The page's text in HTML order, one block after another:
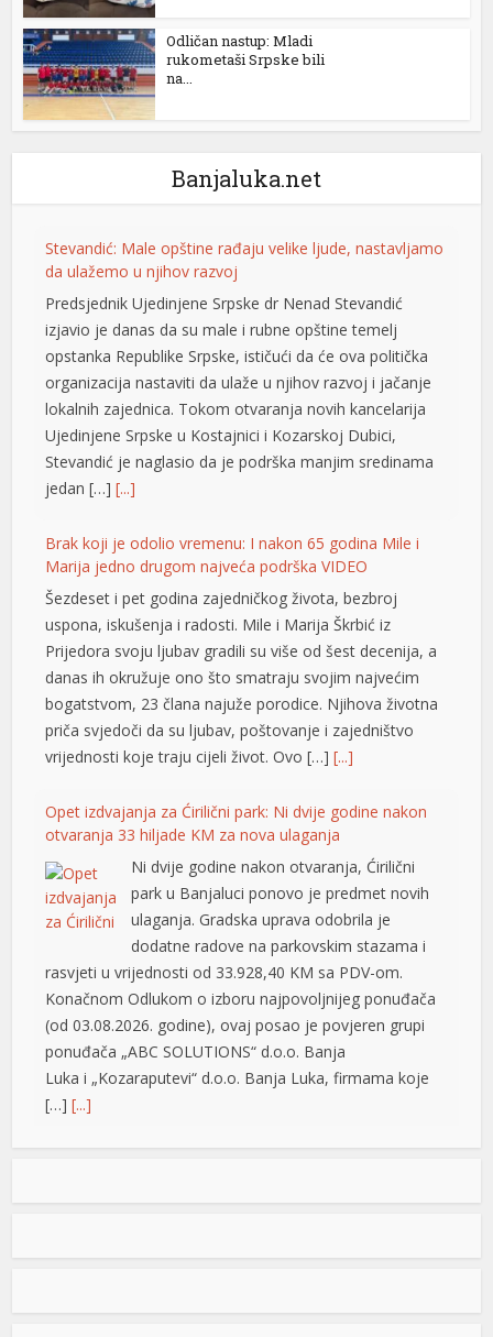
Odličan nastup: Mladi
rukometaši Srpske bili
na...
Banjaluka.net
Stevandić: Male opštine rađaju velike ljude, nastavljamo
da ulažemo u njihov razvoj
Predsjednik Ujedinjene Srpske dr Nenad Stevandić
izjavio je danas da su male i rubne opštine temelj
opstanka Republike Srpske, ističući da će ova politička
organizacija nastaviti da ulaže u njihov razvoj i jačanje
lokalnih zajednica. Tokom otvaranja novih kancelarija
Ujedinjene Srpske u Kostajnici i Kozarskoj Dubici,
Stevandić je naglasio da je podrška manjim sredinama
jedan […][...]
Brak koji je odolio vremenu: I nakon 65 godina Mile i
Marija jedno drugom najveća podrška VIDEO
Šezdeset i pet godina zajedničkog života, bezbroj
uspona, iskušenja i radosti. Mile i Marija Škrbić iz
Prijedora svoju ljubav gradili su više od šest decenija, a
danas ih okružuje ono što smatraju svojim najvećim
bogatstvom, 23 člana najuže porodice. Njihova životna
priča svjedoči da su ljubav, poštovanje i zajedništvo
vrijednosti koje traju cijeli život. Ovo […][...]
Opet izdvajanja za Ćirilični park: Ni dvije godine nakon
otvaranja 33 hiljade KM za nova ulaganja
Ni dvije godine nakon otvaranja, Ćirilični
park u Banjaluci ponovo je predmet novih
ulaganja. Gradska uprava odobrila je
dodatne radove na parkovskim stazama i
rasvjeti u vrijednosti od 33.928,40 KM sa PDV-om.
Konačnom Odlukom o izboru najpovoljnijeg ponuđača
(od 03.08.2026. godine), ovaj posao je povjeren grupi
ponuđača „ABC SOLUTIONS“ d.o.o. Banja
Luka i „Kozaraputevi“ d.o.o. Banja Luka, firmama koje
[…][...]
1954. godine u Ljubotićima, a veći dio života proveo je u